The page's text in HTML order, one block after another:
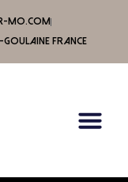
mo.com
France